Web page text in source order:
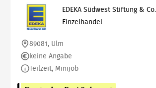
EDEKA Südwest Stiftung &
Einzelhandel
89081, Ulm
keine Angabe
Teilzeit, Minijob